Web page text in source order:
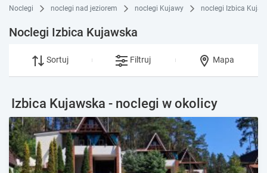
Noclegi noclegi nad jeziorem noclegi Kujawy noclegi Izbica
Noclegi Izbica Kujawska
Sortuj Filtruj Mapa
Izbica Kujawska - noclegi w okolicy